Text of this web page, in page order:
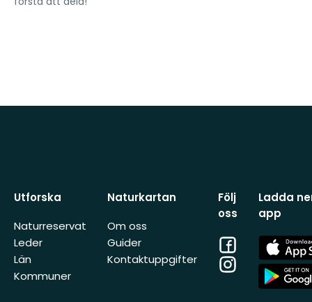
Utforska
Naturreservat
Leder
Län
Kommuner
Naturkartan
Om oss
Guider
Kontaktuppgifter
Följ
oss
Facebook
Instagram
Ladda
app
App
Store
App
Store